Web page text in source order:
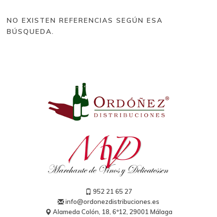
Tinto (328)
Brut Reserva (2)
Extra Brut (1)
Blanc de Blancs (1)
Blanc de Noirs (1)
Grand Cru (2)
Rosé (2)
Generosos (5)
Bodegas
NO EXISTEN REFERENCIAS SEGÚN ESA
BÚSQUEDA.
952 21 65 27
info@ordonezdistribuciones.es
Alameda Colón, 18, 6º12, 29001 Málaga